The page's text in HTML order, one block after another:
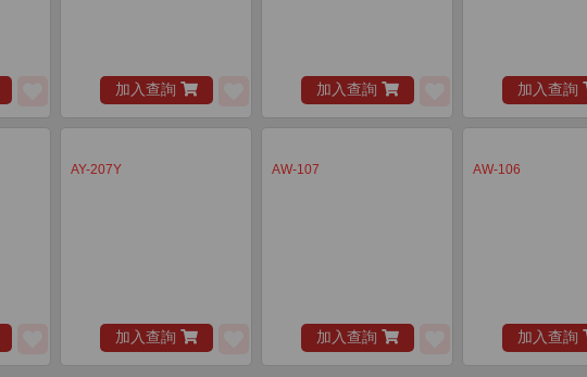
加入查詢 加入查詢 加入查詢
AY-207Y
加入查詢
AW-107
加入查詢
AW-106
加入查詢